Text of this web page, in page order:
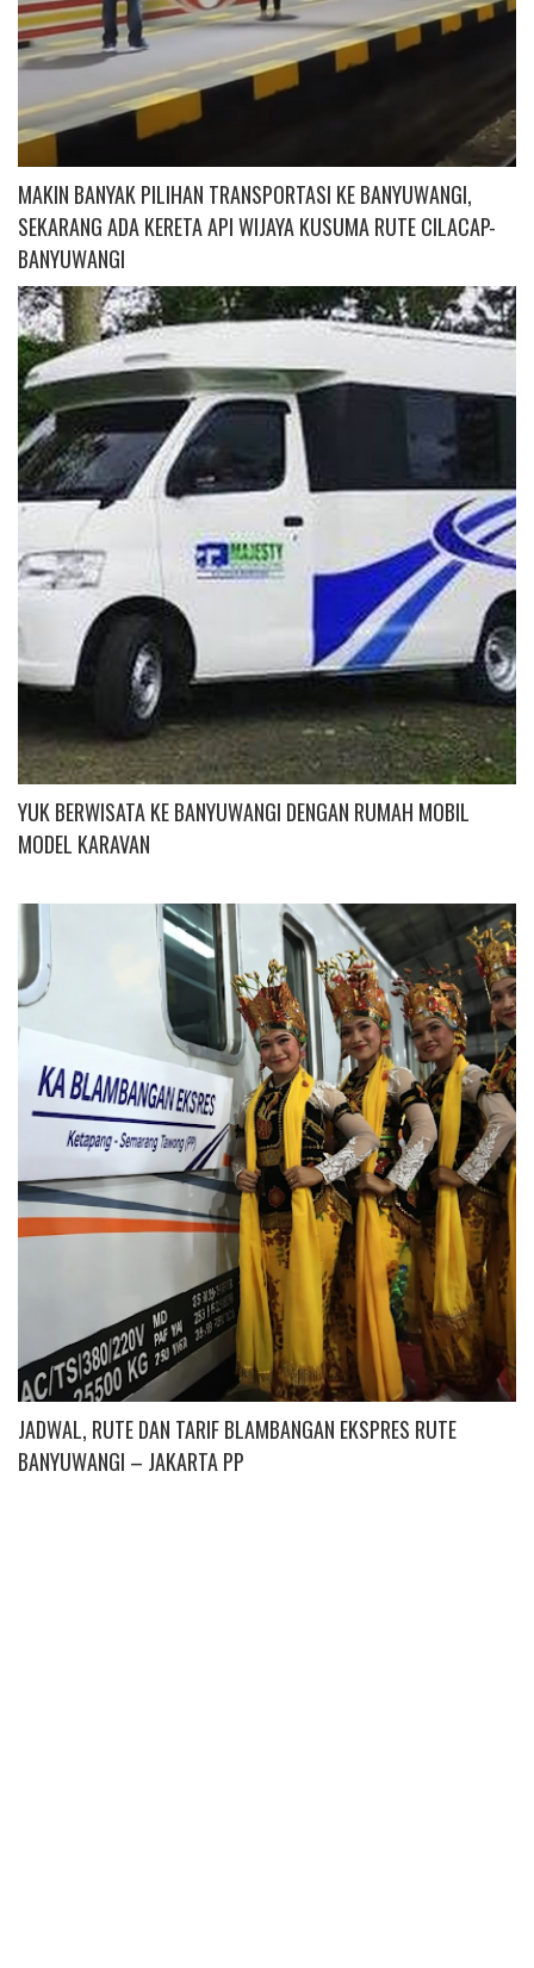
MAKIN BANYAK PILIHAN TRANSPORTASI KE BANYUWANGI,
SEKARANG ADA KERETA API WIJAYA KUSUMA RUTE CILACAP-
BANYUWANGI
YUK BERWISATA KE BANYUWANGI DENGAN RUMAH MOBIL
MODEL KARAVAN
JADWAL, RUTE DAN TARIF BLAMBANGAN EKSPRES RUTE
BANYUWANGI – JAKARTA PP